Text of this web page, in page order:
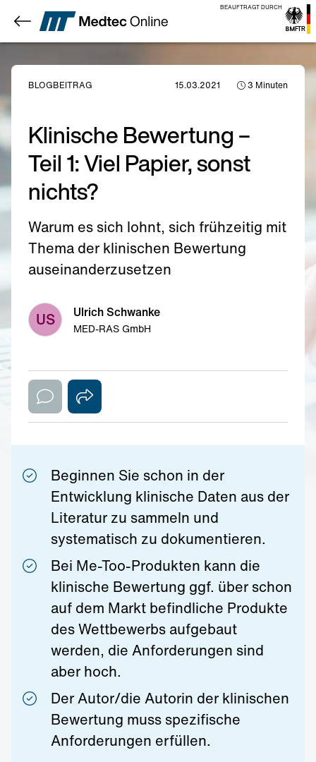
BEAUFTRAGT DURCH
BLOGBEITRAG 15.03.2021 3 Minuten
Klinische Bewertung –
Teil 1: Viel Papier, sonst
nichts?
Warum es sich lohnt, sich frühzeitig mit
Thema der klinischen Bewertung
auseinanderzusetzen
US Ulrich Schwanke
MED-RAS GmbH
Beginnen Sie schon in der
Entwicklung klinische Daten aus der
Literatur zu sammeln und
systematisch zu dokumentieren.
Bei Me-Too-Produkten kann die
klinische Bewertung ggf. über schon
auf dem Markt befindliche Produkte
des Wettbewerbs aufgebaut
werden, die Anforderungen sind
aber hoch.
Der Autor/die Autorin der klinischen
Bewertung muss spezifische
Anforderungen erfüllen.